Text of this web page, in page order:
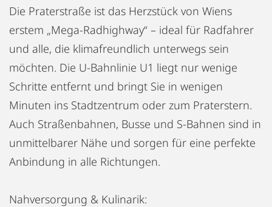
Die Praterstraße ist das Herzstück von Wiens
erstem „Mega-Radhighway“ – ideal für Radfahrer
und alle, die klimafreundlich unterwegs sein
möchten. Die U-Bahnlinie U1 liegt nur wenige
Schritte entfernt und bringt Sie in wenigen
Minuten ins Stadtzentrum oder zum Praterstern.
Auch Straßenbahnen, Busse und S-Bahnen sind in
unmittelbarer Nähe und sorgen für eine perfekte
Anbindung in alle Richtungen.
Nahversorgung & Kulinarik: